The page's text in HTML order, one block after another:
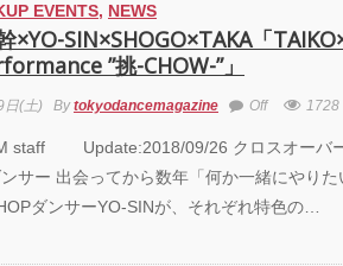
EVENTS, NEWS
×YO-SIN×SHOGO×TAKA「
”挑-CHOW-”」
(土) Bytokyodancemagazine Off 1728
staff Update:2018/09/26 クロスオーバ
サー 出会ってから数年「何か一緒にやりた
ダンサーYO-SINが、それぞれ特色の…